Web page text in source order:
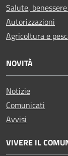
Salute,
Autorizzazioni
Agricoltura e
NOVITÀ
Notizie
Comunicati
Avvisi
VIVERE IL